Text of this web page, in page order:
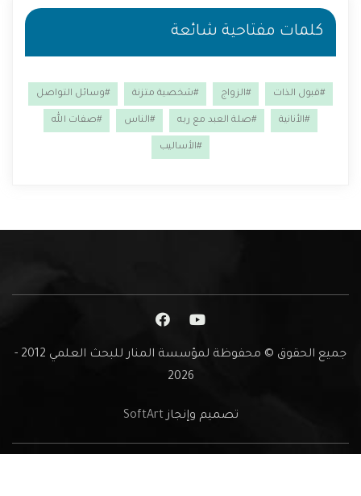
كلمات مفتاحية شائعة
#قبول الذات #الزواج #شخصية متزنة #وسائل التواصل
#الأنانية #صلة العبد مع ربه #الناس #صفات الله
#الأساليب
جميع الحقوق © محفوظة لمؤسسة المنار للبحث العلمي 2012 -
2026
تصميم وإنجازSoftArt